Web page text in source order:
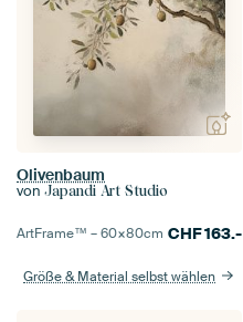
Olivenbaum
von Japandi Art Studio
ArtFrame™ –60×80cm CHF163.-
Größe & Material selbst wählen